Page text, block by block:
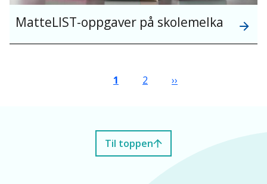
MatteLIST-oppgaver på skolemelka
Nåværende side
1 Side
2 Neste side
››
Til toppen